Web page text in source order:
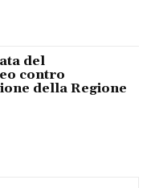
del
contro
della Regione